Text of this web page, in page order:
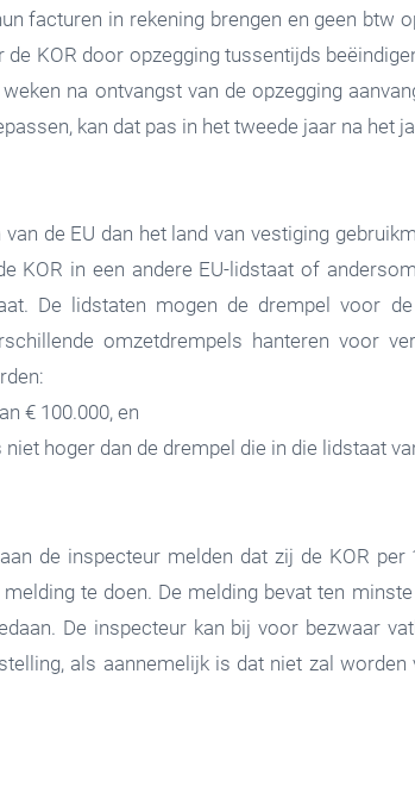
facturen in rekening brengen en geen btw
KOR door opzegging tussentijds
na ontvangst van de opzegging
kan dat pas in het tweede jaar na het
de EU dan het land van vestiging
KOR in een andere EU-lidstaat of
De lidstaten mogen de drempel voor
omzetdrempels hanteren voor
€ 100.000, en
hoger dan de drempel die in die lidstaat
de inspecteur melden dat zij de KOR
te doen. De melding bevat ten
De inspecteur kan bij voor bezwaar
als aannemelijk is dat niet zal